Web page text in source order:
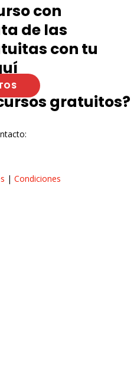
con
de las
con tu
gratuitos?
| Condiciones